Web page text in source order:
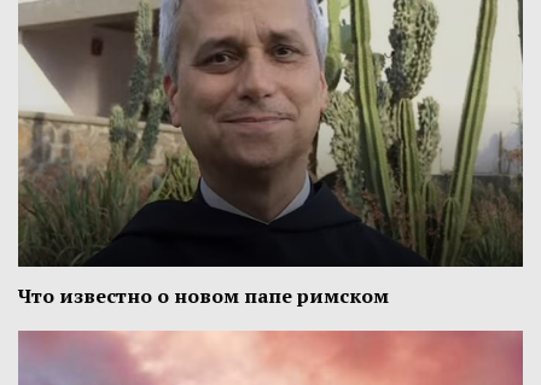
Что известно о новом папе римском